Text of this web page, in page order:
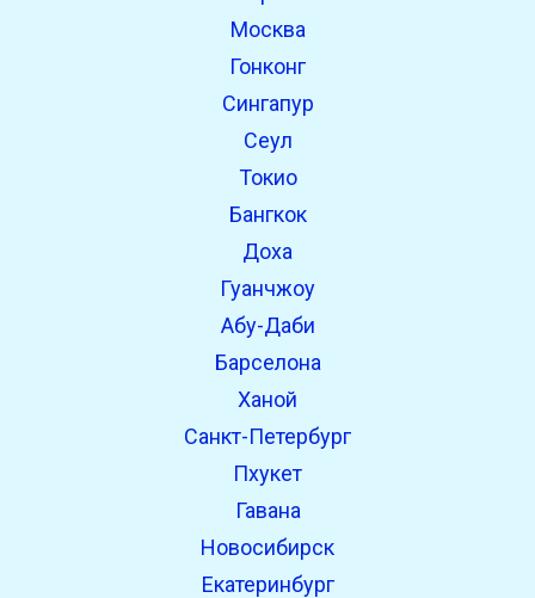
Москва
Гонконг
Сингапур
Сеул
Токио
Бангкок
Доха
Гуанчжоу
Абу-Даби
Барселона
Ханой
Санкт-Петербург
Пхукет
Гавана
Новосибирск
Екатеринбург